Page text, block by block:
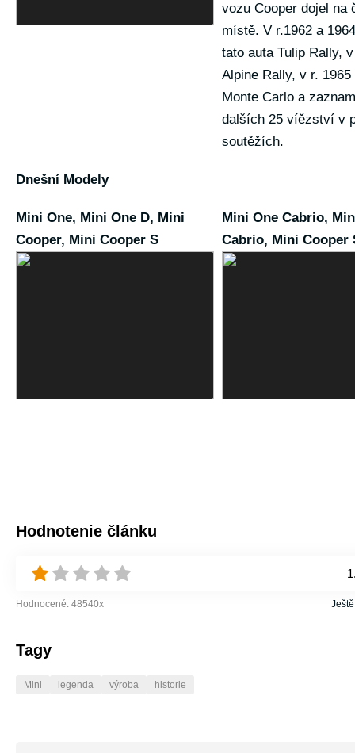
vozu Cooper dojel na
místě. V r.1962 a
tato auta Tulip Rally,
Alpine Rally, v r. 1965
Monte Carlo a
dalších 25 víězství v
soutěžích.
Dnešní Modely
Mini One, Mini One D, Mini
Cooper, Mini Cooper S
Mini One Cabrio,
Cabrio, Mini Cooper
Hodnotenie článku
Hodnocené: 48540x
Tagy
Mini legenda výroba historie